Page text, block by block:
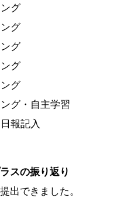
グ
グ
グ
グ
グ
グ・自主学習
報記入
スの振り返り
出できました。